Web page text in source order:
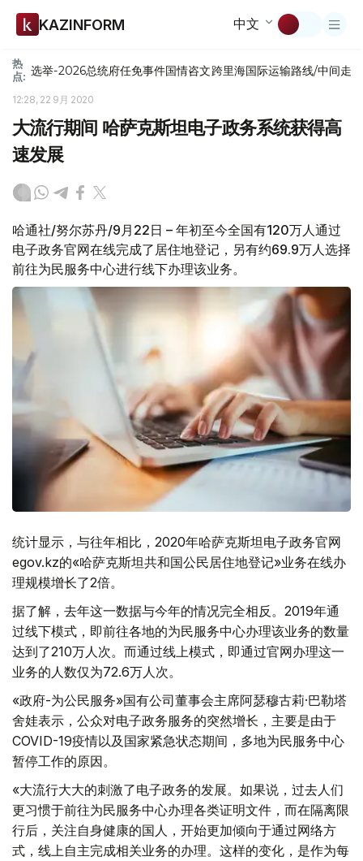
KAZINFORM 中文
热
点: 选举-2026总统府任免事件国情咨文跨里海国际运输路线/中间走廊
12:28, 22 9月 2020
大流行期间 哈萨克斯坦电子政务系统获得高
速发展
哈通社/努尔苏丹/9月22日 – 年初至今全国有120万人通过
电子政务官网在线完成了居住地登记，另有约69.9万人选择
前往为民服务中心进行线下办理该业务。
统计显示，与往年相比，2020年哈萨克斯坦电子政务官网
egov.kz的«哈萨克斯坦共和国公民居住地登记»业务在线办
理规模增长了2倍。
据了解，去年这一数据与今年的情况完全相反。2019年通
过线下模式，即前往各地的为民服务中心办理该业务的数量
达到了210万人次。而通过线上模式，即通过官网办理这一
业务的人数仅为72.6万人次。
«政府-为公民服务»国有公司董事会主席阿瑟穆古莉·巴勒塔
舍娃表示，公众对电子政务服务的突然增长，主要是由于
COVID-19疫情以及国家紧急状态期间，多地为民服务中心
暂停工作的原因。
«大流行大大的刺激了电子政务的发展。如果说，过去人们
更习惯于前往为民服务中心办理各类证明文件，而在隔离限
行后，关注自身健康的国人，开始更加倾向于通过网络方
式，线上自主完成相关业务的办理。这样的变化，是作为每